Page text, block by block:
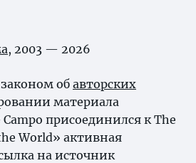
, 2003 — 2026
об авторских
материала
присоединился к The
World» активная
на источник